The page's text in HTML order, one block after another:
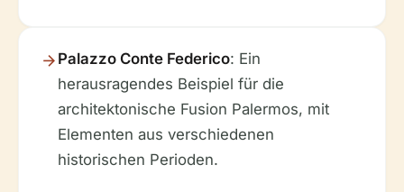
Palazzo Conte Federico: Ein
herausragendes Beispiel für die
architektonische Fusion Palermos, mit
Elementen aus verschiedenen
historischen Perioden.